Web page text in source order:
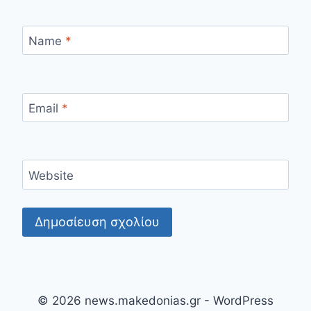
Name *
Email *
Website
© 2026 news.makedonias.gr - WordPress